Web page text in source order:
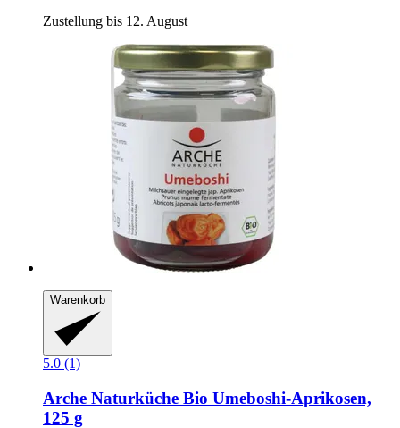
Zustellung bis 12. August
Warenkorb
5.0 (1)
Arche Naturküche Bio Umeboshi-​Aprikosen,
125 g